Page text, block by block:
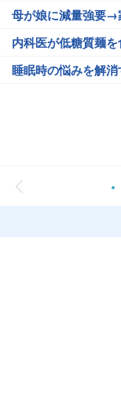
母が娘に減量強要→
内科医が低糖質麺
睡眠時の悩みを解